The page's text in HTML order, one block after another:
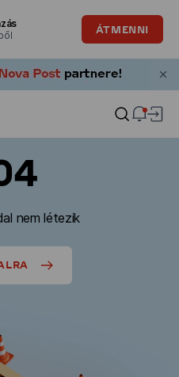
ÁTMENNI
nem létezik